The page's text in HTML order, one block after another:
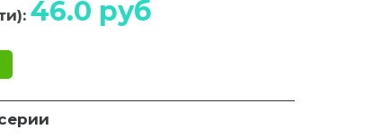
46.0 руб